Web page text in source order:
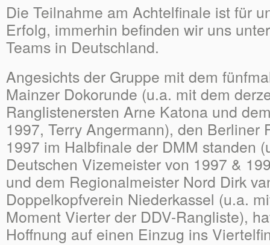
Die Teilnahme am Achtelfinale ist für
Erfolg, immerhin befinden wir uns
Teams in Deutschland.
Angesichts der Gruppe mit dem
Mainzer Dokorunde (u.a. mit dem
Ranglistenersten Arne Katona und
1997, Terry Angermann), den Berliner
1997 im Halbfinale der DMM standen
Deutschen Vizemeister von 1997 &
und dem Regionalmeister Nord Dirk
Doppelkopfverein Niederkassel (u.a.
Moment Vierter der DDV-Rangliste),
Hoffnung auf einen Einzug ins